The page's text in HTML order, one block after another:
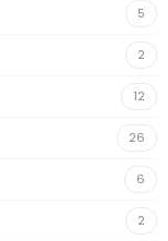
5
2
12
26
6
2